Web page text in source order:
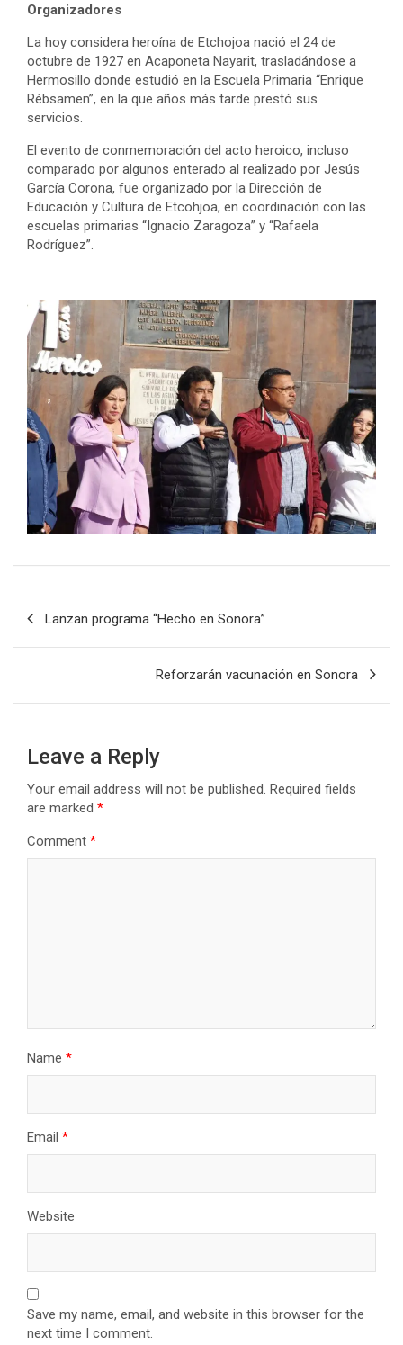
Organizadores
La hoy considera heroína de Etchojoa nació el 24 de
octubre de 1927 en Acaponeta Nayarit, trasladándose a
Hermosillo donde estudió en la Escuela Primaria “Enrique
Rébsamen”, en la que años más tarde prestó sus
servicios.
El evento de conmemoración del acto heroico, incluso
comparado por algunos enterado al realizado por Jesús
García Corona, fue organizado por la Dirección de
Educación y Cultura de Etcohjoa, en coordinación con las
escuelas primarias “Ignacio Zaragoza” y “Rafaela
Rodríguez”.
navigation
Lanzan programa “Hecho en Sonora”
Reforzarán vacunación en Sonora
Leave a Reply
Your email address will not be published. Required fields
are marked *
Comment *
Name *
Email *
Website
Save my name, email, and website in this browser for the
next time I comment.